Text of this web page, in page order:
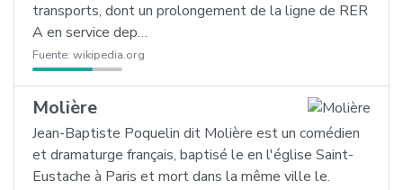
transports, dont un prolongement de la ligne de RER
A en service dep…
Fuente: wikipedia.org
Molière
Jean-Baptiste Poquelin dit Molière est un comédien
et dramaturge français, baptisé le en l'église Saint-
Eustache à Paris et mort dans la même ville le.